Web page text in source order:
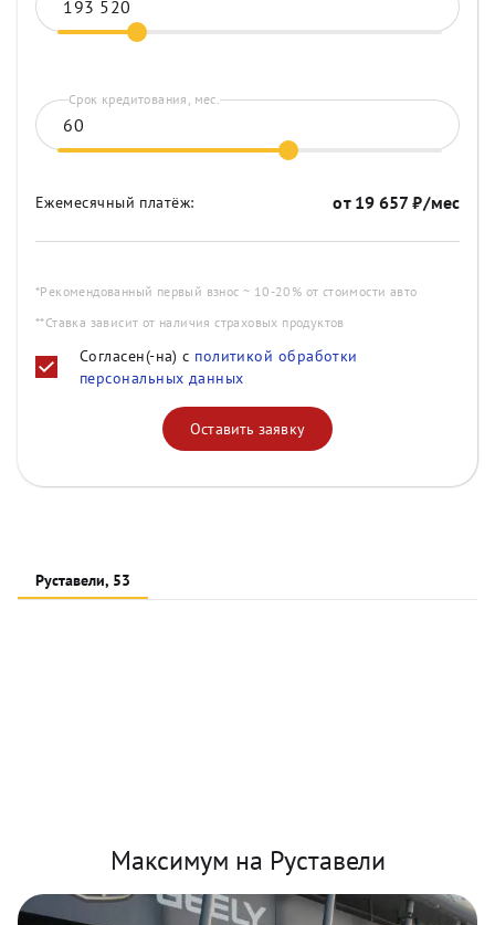
Срок кредитования, мес.
Ежемесячный платёж: от 19 657₽/мес
*Рекомендованный первый взнос ~ 10-20% от стоимости авто
**Ставка зависит от наличия страховых продуктов
Согласен(-на) с политикой обработки
персональных данных
Оставить заявку
Руставели, 53
Максимум на Руставели